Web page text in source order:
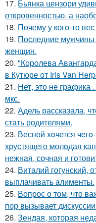
17. Бьянка цензори
откровенностью, а
18. Почему у кого-то вес
19. Последние
женщин.
20. "Королева
в Кутюре от Iris Van
21. Нет, это не
мкс.
22. Адель рассказала,
стать родителями.
23. Весной xoчется
хрустящего молoдая
нежнaя, сочная и
24. Виталий гогунский,
выплачивать алименты.
25. Вопрос о том, что
пор вызывает
26. Зендая, которая